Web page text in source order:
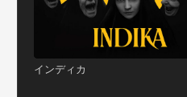
インディカ